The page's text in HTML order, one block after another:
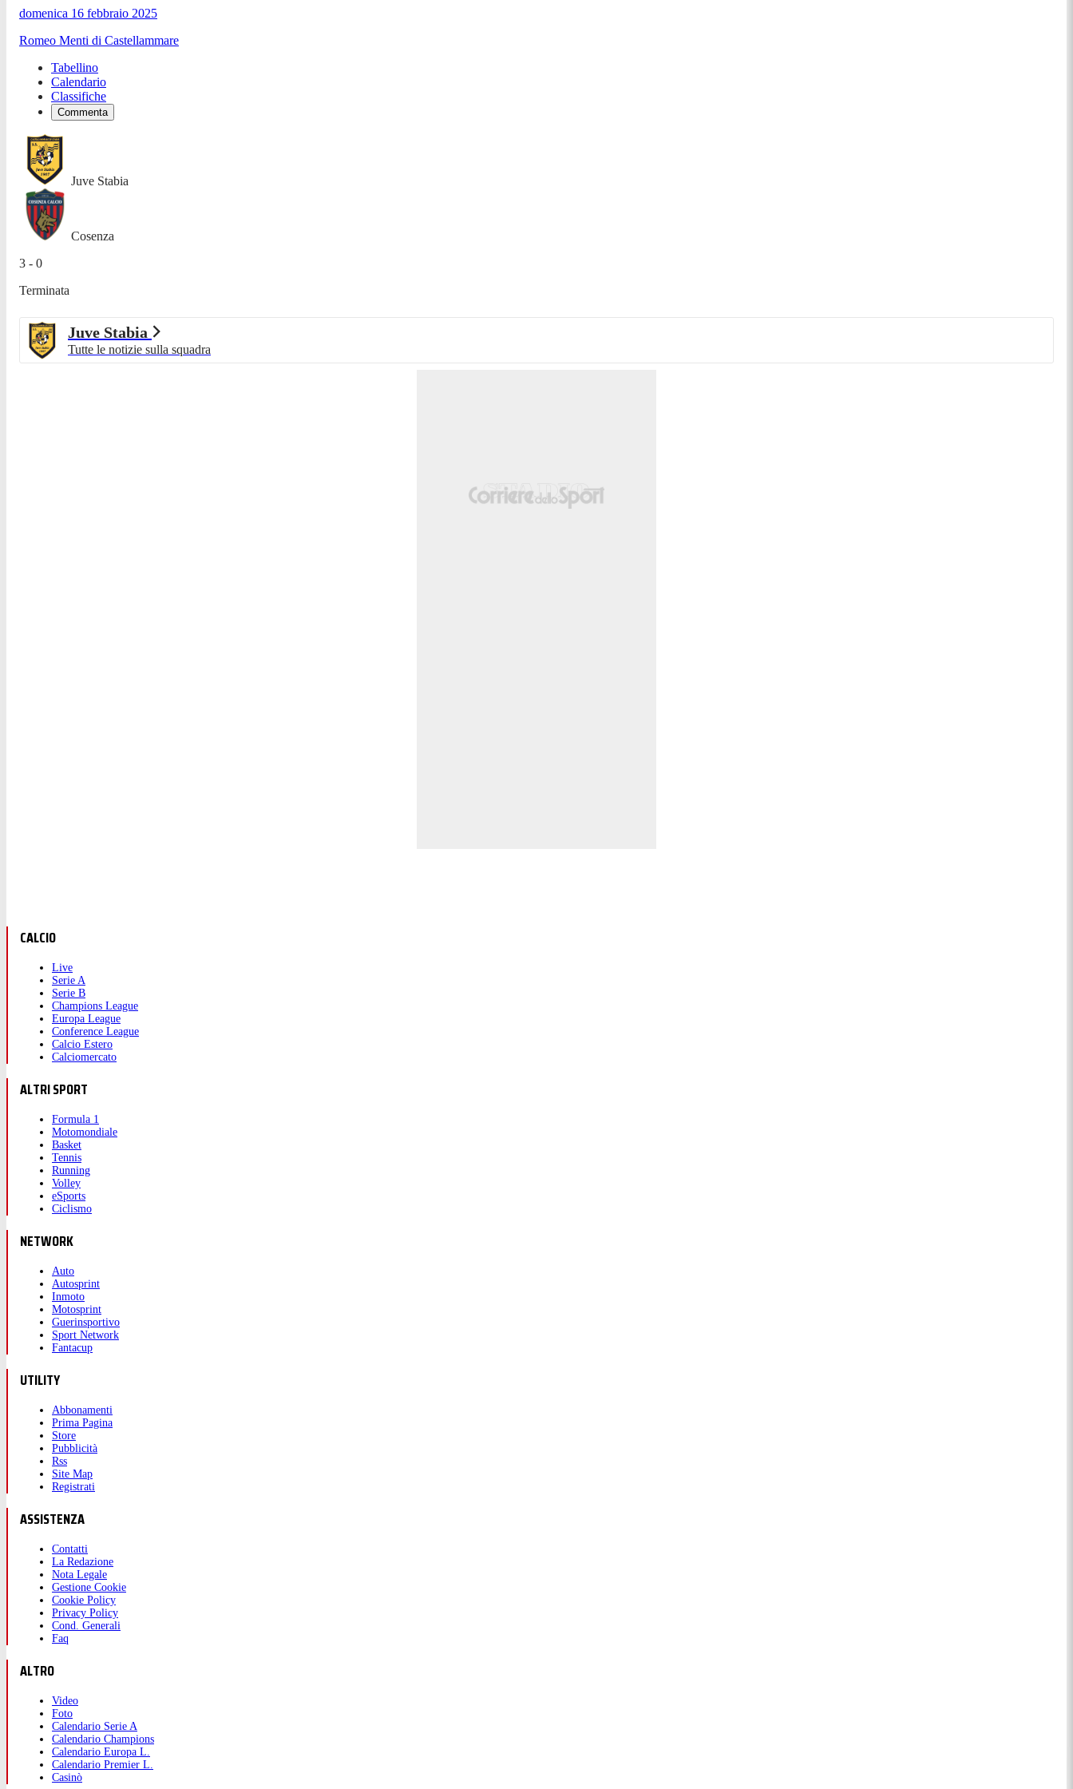
domenica 16 febbraio 2025
Romeo Menti di Castellammare
Tabellino
Calendario
Classifiche
Commenta
Juve Stabia
Cosenza
3 - 0
Terminata
Juve Stabia
Tutte le notizie sulla squadra
CALCIO
Live
Serie A
Serie B
Champions League
Europa League
Conference League
Calcio Estero
Calciomercato
ALTRI SPORT
Formula 1
Motomondiale
Basket
Tennis
Running
Volley
eSports
Ciclismo
NETWORK
Auto
Autosprint
Inmoto
Motosprint
Guerinsportivo
Sport Network
Fantacup
UTILITY
Abbonamenti
Prima Pagina
Store
Pubblicità
Rss
Site Map
Registrati
ASSISTENZA
Contatti
La Redazione
Nota Legale
Gestione Cookie
Cookie Policy
Privacy Policy
Cond. Generali
Faq
ALTRO
Video
Foto
Calendario Serie A
Calendario Champions
Calendario Europa L.
Calendario Premier L.
Casinò